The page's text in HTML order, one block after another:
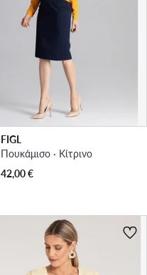
FIGL
Πουκάμισο · Κίτρινο
42,00€